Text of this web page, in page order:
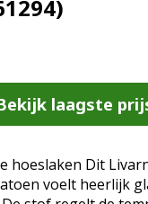
laagste
hoeslaken Dit
voelt heerlijk